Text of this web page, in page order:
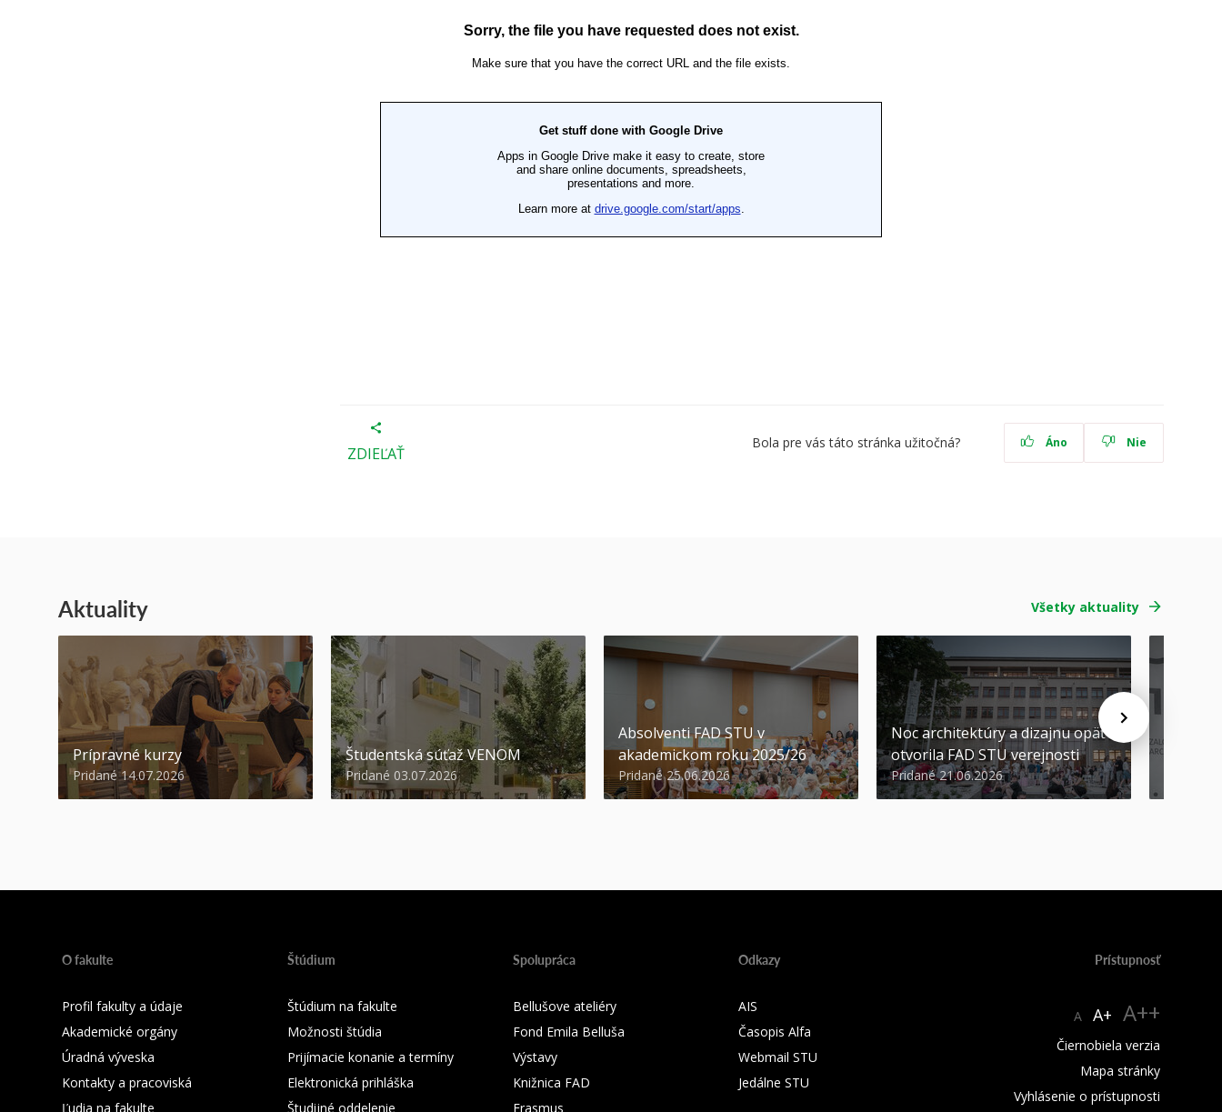
ZDIEĽAŤ
Bola pre vás táto stránka užitočná? Áno Nie
Aktuality Všetky aktuality
Prípravné kurzy
Pridané 14.07.2026
Študentská súťaž VENOM
Pridané 03.07.2026
Absolventi FAD STU v
akademickom roku 2025/26
Pridané 25.06.2026
Noc architektúry a dizajnu opäť
otvorila FAD STU verejnosti
Pridané 21.06.2026
O fakulte
Profil fakulty a údaje
Akademické orgány
Úradná výveska
Kontakty a pracoviská
Ľudia na fakulte
Štúdium
Štúdium na fakulte
Možnosti štúdia
Prijímacie konanie a termíny
Elektronická prihláška
Študijné oddelenie
Spolupráca
Bellušove ateliéry
Fond Emila Belluša
Výstavy
Knižnica FAD
Erasmus
Odkazy
AIS
Časopis Alfa
Webmail STU
Jedálne STU
Prístupnosť
A A+ A++
Čiernobiela verzia
Mapa stránky
Vyhlásenie o prístupnosti